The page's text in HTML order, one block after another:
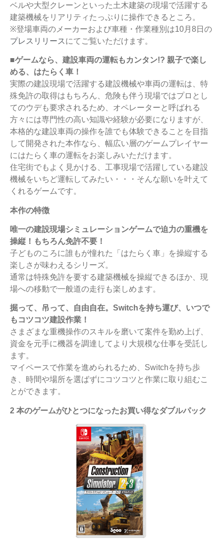
ベルや大型クレーンといった土木建築の現場で活躍する
建築機械をリアリティたっぷりに操作できるところ。
※登場車両のメーカーおよび車種・作業種別は10月8日の
プレスリリース にてご覧いただけます。
■ゲームなら、建設車両の運転もカンタン!? 親子で楽し
める、はたらく車！
実際の建設現場で活躍する建設機械や車両の運転は、特
殊免許の取得はもちろん、危険も伴う現場ではプロとし
てのウデも要求されるため、オペレーターと呼ばれる
方々には専門性の高い知識や経験が必要になりますが、
本格的な建設車両の操作を誰でも体験できることを目指
して開発された本作なら、幅広い層のゲームプレイヤー
にはたらく車の運転をお楽しみいただけます。
住宅街でもよく見かける、工事現場で活躍している建設
機械をいちど運転してみたい・・・そんな願いを叶えて
くれるゲームです。
本作の特徴
唯一の建設現場シミュレーションゲームで迫力の重機を
操縦！もちろん免許不要！
子どものころに誰もが憧れた「はたらく車」を操縦する
楽しさが味わえるシリーズ。
通常は特殊免許を要する建築機械を操縦できるほか、現
場への移動で一般道の走行も楽しめます。
掘って、吊って、自由自在。Switchを持ち運び、いつで
もコツコツ建設作業！
さまざまな重機操作のスキルを磨いて案件を勤め上げ、
資金を元手に機器を調達してより大規模な仕事を受託し
ます。
マイペースで作業を進められるため、Switchを持ち歩
き、時間や場所を選ばずにコツコツと作業に取り組むこ
とができます。
2 本のゲームがひとつになったお買い得なダブルパック